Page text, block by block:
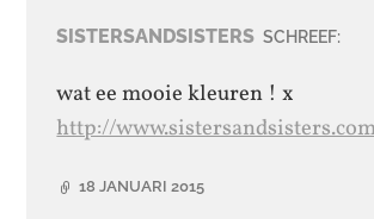
SISTERSANDSISTERS SCHREEF:
wat ee mooie kleuren ! x
http://
18 JANUARI 2015